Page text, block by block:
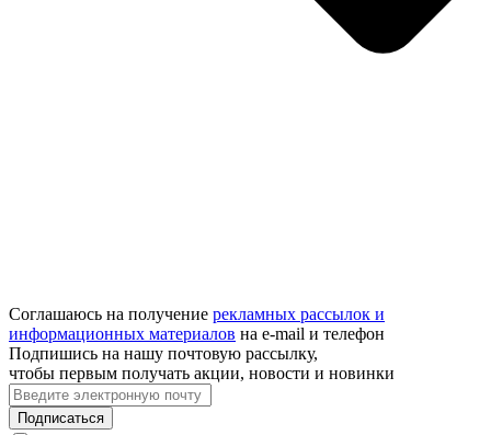
Соглашаюсь на получение рекламных рассылок и
информационных материалов на e‑mail и телефон
Подпишись на нашу почтовую рассылку,
чтобы первым получать акции, новости и новинки
Подписаться